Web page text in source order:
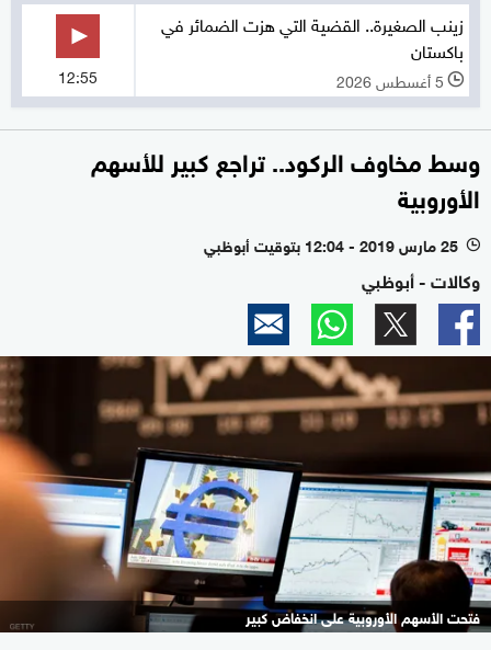
زينب الصغيرة.. القضية التي هزت الضمائر في
باكستان
l 5 أغسطس 2026 12:55
وسط مخاوف الركود.. تراجع كبير للأسهم
الأوروبية
l 25 مارس 2019 - 12:04 بتوقيت أبوظبي
وكالات - أبوظبي
فتحت الأسهم الأوروبية على انخفاض كبير